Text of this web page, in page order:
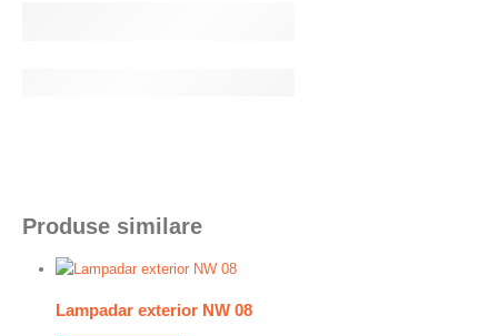
Produse similare
Lampadar exterior NW 08